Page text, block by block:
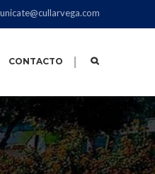
CONTACTO |